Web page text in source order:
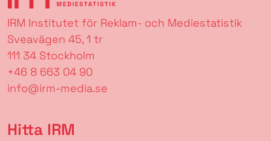
IRM Institutet för Reklam- och Mediestatistik
Sveavägen 45, 1 tr
111 34 Stockholm
+46 8 663 04 90
info@irm-media.se
Hitta IRM